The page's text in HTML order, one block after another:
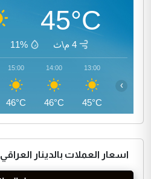
45°C
4 م\ث 11%
13:00
45°C
14:00
46°C
15:00
46°C
›
اسعار العملات بالدينار العراقي